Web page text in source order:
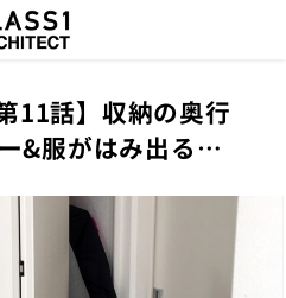
11話】収納の奥行
&服がはみ出る…